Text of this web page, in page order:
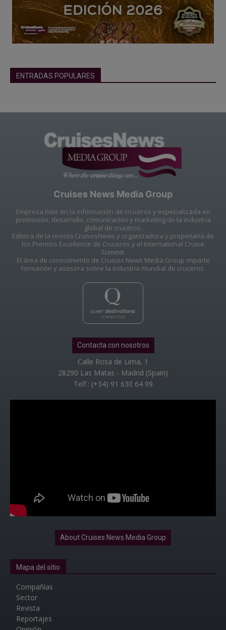
ENTRADAS POPULARES
Cruises News Media Group
Empresa líder en la información de cruceros y especializada en
promoción, desarrollo, comunicación y marketing de la industria
global de cruceros.
Editora de la revista CruisesNews y organizadora y propietaria de
los Premios Excellence de Cruceros y el International Cruise
Summit.
El área de conocimiento de Cruises News Media Group imparte
formación y asesora sobre la industria mundial de cruceros.
Contacta con nosotros
Calle Rosa de Lima, 1
28290 Las Matas - Madrid (Spain)
Telf.: (+34) 91 630 64 99
About Cruises News Media Group
Mapa del sitio
Compañías
Sector
Revista
Reportajes